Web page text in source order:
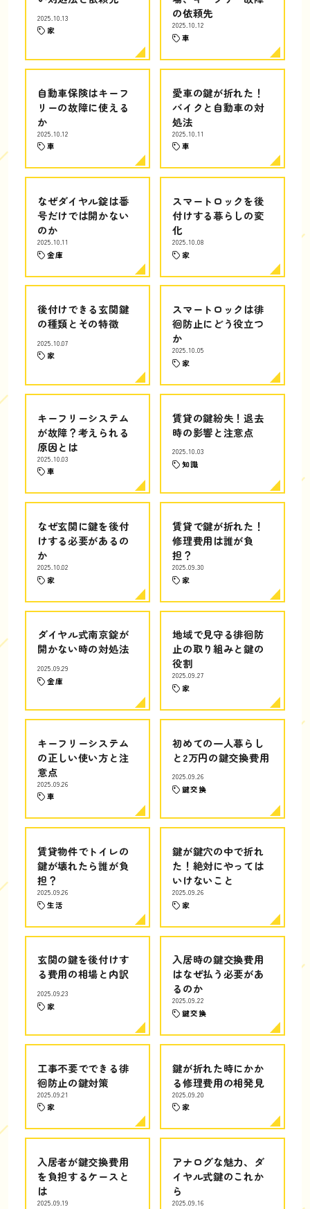
2025.10.13
家
の依頼先
2025.10.12
車
自動車保険はキーフ
リーの故障に使える
か
2025.10.12
車
愛車の鍵が折れた！
バイクと自動車の対
処法
2025.10.11
車
なぜダイヤル錠は番
号だけでは開かない
のか
2025.10.11
金庫
スマートロックを後
付けする暮らしの変
化
2025.10.08
家
後付けできる玄関鍵
の種類とその特徴
2025.10.07
家
スマートロックは徘
徊防止にどう役立つ
か
2025.10.05
家
キーフリーシステム
が故障？考えられる
原因とは
2025.10.03
車
賃貸の鍵紛失！退去
時の影響と注意点
2025.10.03
知識
なぜ玄関に鍵を後付
けする必要があるの
か
2025.10.02
家
賃貸で鍵が折れた！
修理費用は誰が負
担？
2025.09.30
家
ダイヤル式南京錠が
開かない時の対処法
2025.09.29
金庫
地域で見守る徘徊防
止の取り組みと鍵の
役割
2025.09.27
家
キーフリーシステム
の正しい使い方と注
意点
2025.09.26
車
初めての一人暮らし
と2万円の鍵交換費用
2025.09.26
鍵交換
賃貸物件でトイレの
鍵が壊れたら誰が負
担？
2025.09.26
生活
鍵が鍵穴の中で折れ
た！絶対にやっては
いけないこと
2025.09.26
家
玄関の鍵を後付けす
る費用の相場と内訳
2025.09.23
家
入居時の鍵交換費用
はなぜ払う必要があ
るのか
2025.09.22
鍵交換
工事不要でできる徘
徊防止の鍵対策
2025.09.21
家
鍵が折れた時にかか
る修理費用の相発見
2025.09.20
家
入居者が鍵交換費用
を負担するケースと
は
2025.09.19
アナログな魅力、ダ
イヤル式鍵のこれか
ら
2025.09.16